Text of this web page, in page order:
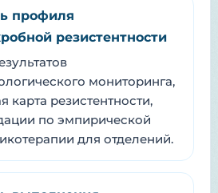
профиля
резистентности
мониторинга,
карта резистентности,
по эмпирической
для отделений.